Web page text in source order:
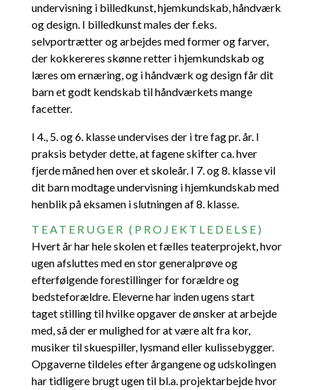
undervisning i billedkunst, hjemkundskab, håndværk
og design. I billedkunst males der f.eks.
selvportrætter og arbejdes med former og farver,
der kokkereres skønne retter i hjemkundskab og
læres om ernæring, og i håndværk og design får dit
barn et godt kendskab til håndværkets mange
facetter.
I 4., 5. og 6. klasse undervises der i tre fag pr. år. I
praksis betyder dette, at fagene skifter ca. hver
fjerde måned hen over et skoleår. I 7. og 8. klasse vil
dit barn modtage undervisning i hjemkundskab med
henblik på eksamen i slutningen af 8. klasse.
TEATERUGER (PROJEKTLEDELSE)
Hvert år har hele skolen et fælles teaterprojekt, hvor
ugen afsluttes med en stor generalprøve og
efterfølgende forestillinger for forældre og
bedsteforældre. Eleverne har inden ugens start
taget stilling til hvilke opgaver de ønsker at arbejde
med, så der er mulighed for at være alt fra kor,
musiker til skuespiller, lysmand eller kulissebygger.
Opgaverne tildeles efter årgangene og udskolingen
har tidligere brugt ugen til bl.a. projektarbejde hvor